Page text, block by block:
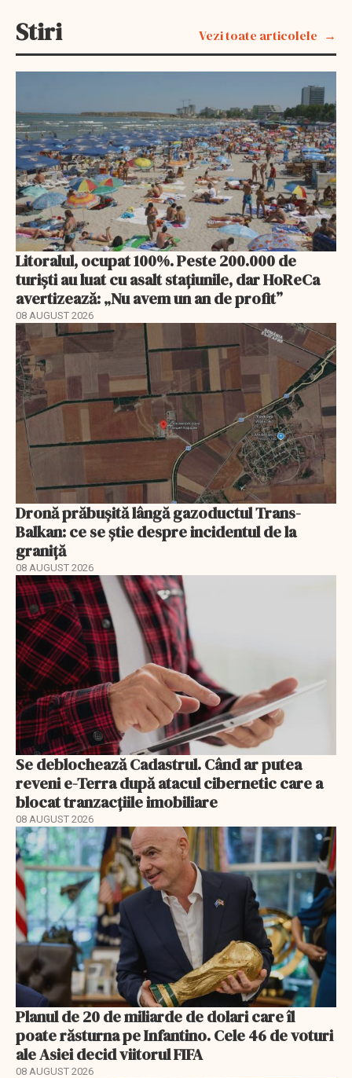
Stiri Vezi toate articolele
Litoralul, ocupat 100%. Peste 200.000 de
turiști au luat cu asalt stațiunile, dar HoReCa
avertizează: „Nu avem un an de profit”
08 AUGUST 2026
Dronă prăbușită lângă gazoductul Trans-
Balkan: ce se știe despre incidentul de la
graniță
08 AUGUST 2026
Se deblochează Cadastrul. Când ar putea
reveni e-Terra după atacul cibernetic care a
blocat tranzacțiile imobiliare
08 AUGUST 2026
Planul de 20 de miliarde de dolari care îl
poate răsturna pe Infantino. Cele 46 de voturi
ale Asiei decid viitorul FIFA
08 AUGUST 2026